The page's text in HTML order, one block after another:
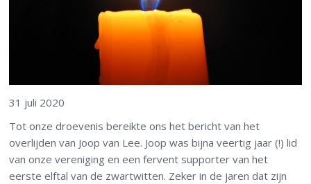
31 juli 2020
Tot onze droevenis bereikte ons het bericht van het
overlijden van Joop van Lee. Joop was bijna veertig jaar (!) lid
van onze vereniging en een fervent supporter van het
eerste elftal van de zwartwitten. Zeker in de jaren dat zijn